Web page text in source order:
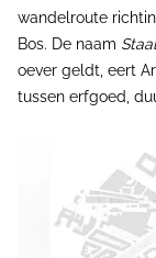
wandelroute
Bos. De naam
oever geldt, eert
tussen erfgoed,